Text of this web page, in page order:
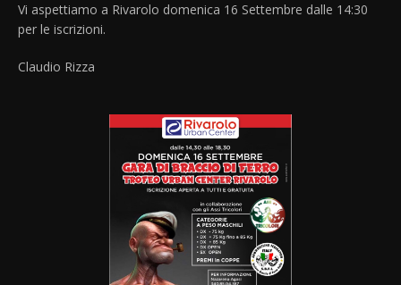
Vi aspettiamo a Rivarolo domenica 16 Settembre dalle 14:30
per le iscrizioni.
Claudio Rizza